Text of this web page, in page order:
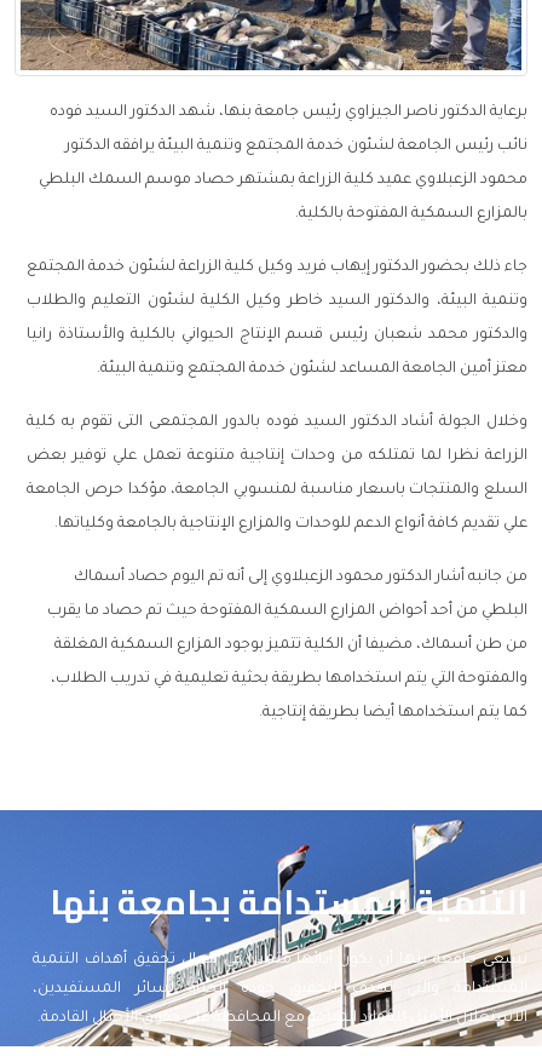
برعاية الدكتور ناصر الجيزاوي رئيس جامعة بنها، شهد الدكتور السيد فوده
نائب رئيس الجامعة لشئون خدمة المجتمع وتنمية البيئة يرافقه الدكتور
محمود الزعبلاوي عميد كلية الزراعة بمشتهر حصاد موسم السمك البلطي
بالمزارع السمكية المفتوحة بالكلية.
جاء ذلك بحضور الدكتور إيهاب فريد وكيل كلية الزراعة لشئون خدمة المجتمع
وتنمية البيئة، والدكتور السيد خاطر وكيل الكلية لشئون التعليم والطلاب
والدكتور محمد شعبان رئيس قسم الإنتاج الحيواني بالكلية والأستاذة رانيا
معتز أمين الجامعة المساعد لشئون خدمة المجتمع وتنمية البيئة.
وخلال الجولة أشاد الدكتور السيد فوده بالدور المجتمعى التى تقوم به كلية
الزراعة نظرا لما تمتلكه من وحدات إنتاجية متنوعة تعمل علي توفير بعض
السلع والمنتجات باسعار مناسبة لمنسوبي الجامعة، مؤكدا حرص الجامعة
علي تقديم كافة أنواع الدعم للوحدات والمزارع الإنتاجية بالجامعة وكلياتها.
من جانبه أشار الدكتور محمود الزعبلاوي إلى أنه تم اليوم حصاد أسماك
البلطي من أحد أحواض المزارع السمكية المفتوحة حيث تم حصاد ما يقرب
من طن أسماك، مضيفا أن الكلية تتميز بوجود المزارع السمكية المغلقة
والمفتوحة التي يتم استخدامها بطريقة بحثية تعليمية في تدريب الطلاب،
كما يتم استخدامها أيضا بطريقة إنتاجية.
التنمية المستدامة بجامعة بنها
تسعى جامعة بنها أن يكون أدائها متميزا في مجال تحقيق أهداف التنمية
المستدامة والتي تهدف لتحقيق جودة الحياة لسائر المستفيدين،
الاستغلال الأمثل للموارد المتاحة مع المحافظة على حقوق الأجيال القادمة.